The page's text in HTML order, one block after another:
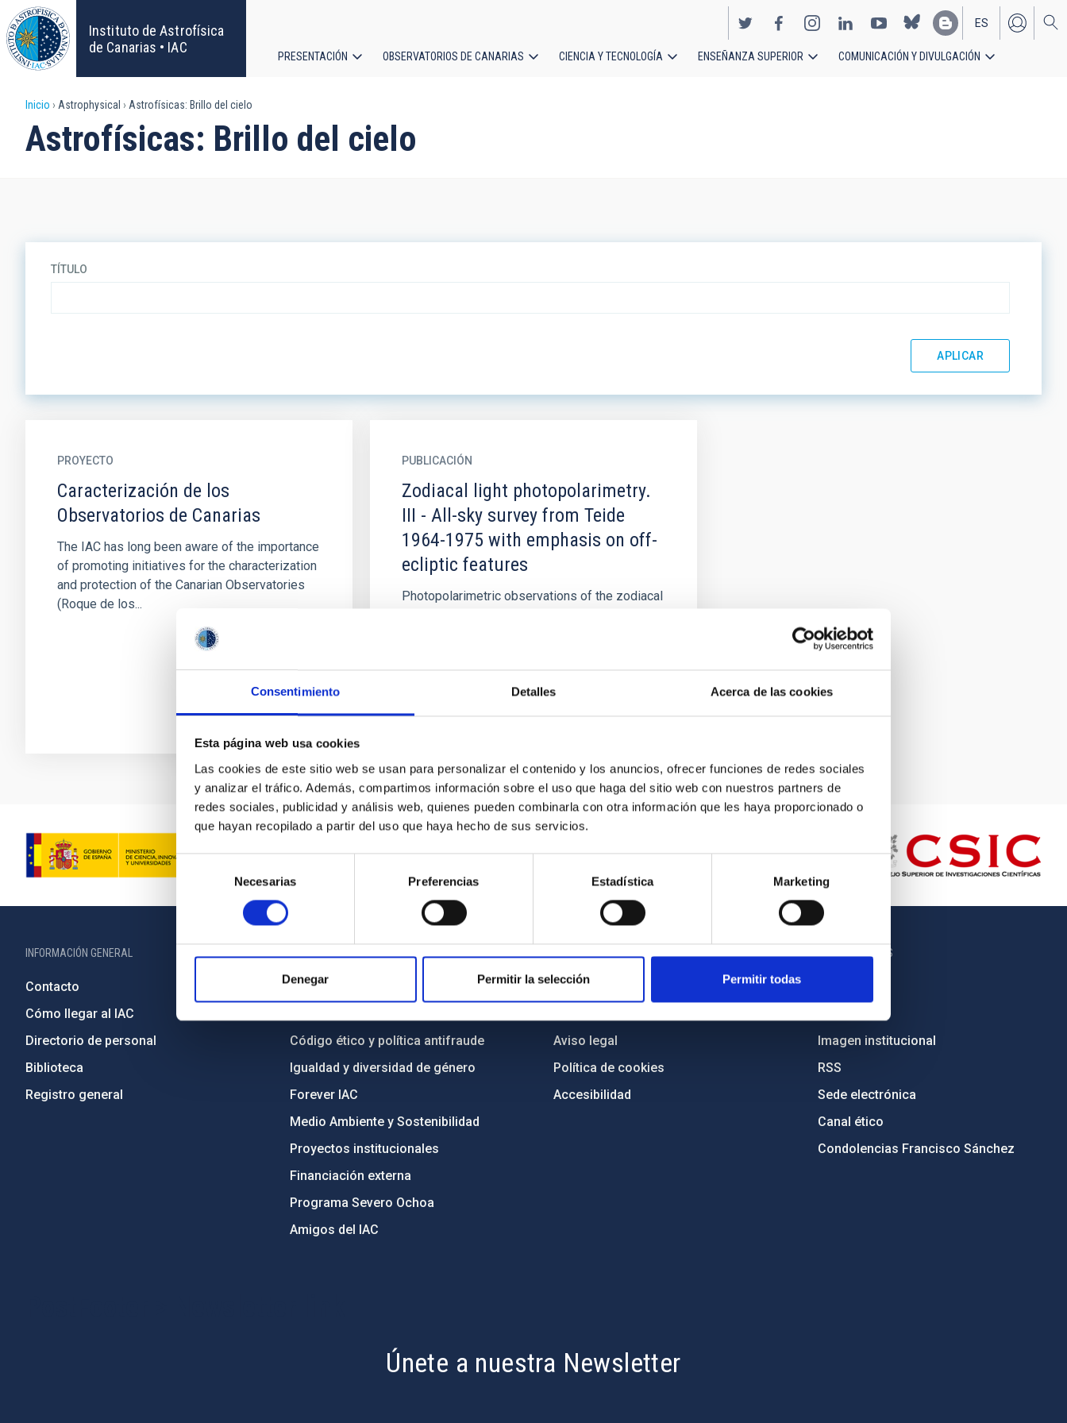
Consentimiento Detalles Acerca de las cookies
Esta página web usa cookies
Las cookies de este sitio web se usan para personalizar el contenido y los anuncios, ofrecer funciones de redes sociales
y analizar el tráfico. Además, compartimos información sobre el uso que haga del sitio web con nuestros partners de
redes sociales, publicidad y análisis web, quienes pueden combinarla con otra información que les haya proporcionado o
que hayan recopilado a partir del uso que haya hecho de sus servicios.
Selección
de
consentimiento
Necesarias Preferencias Estadística Marketing
Denegar Permitir la selección Permitir todas
Pasar
al
contenido
principal
Instituto de Astrofísica
de Canarias • IAC
EN
ES
principal
PRESENTACIÓN OBSERVATORIOS DE CANARIAS CIENCIA Y TECNOLOGÍA ENSEÑANZA SUPERIOR COMUNICACIÓN Y DIVULGACIÓN
Sobrescribir
enlaces
Inicio Astrophysical Astrofísicas: Brillo del cielo
Astrofísicas: Brillo del cielo
TÍTULO
PROYECTO
Caracterización de los
Observatorios de Canarias
The IAC has long been aware of the importance
of promoting initiatives for the characterization
and protection of the Canarian Observatories
(Roque de los...
PUBLICACIÓN
Zodiacal light photopolarimetry.
III - All-sky survey from Teide
1964-1975 with emphasis on off-
ecliptic features
Photopolarimetric observations of the zodiacal
INFORMACIÓN GENERAL
Contacto
Cómo llegar al IAC
Directorio de personal
Biblioteca
Registro general
Legislación
Código ético y política antifraude
Igualdad y diversidad de género
Forever IAC
Medio Ambiente y Sostenibilidad
Proyectos institucionales
Financiación externa
Programa Severo Ochoa
Amigos del IAC
Mapa web
Aviso legal
Política de cookies
Accesibilidad
OTROS ENLACES
Imagen institucional
RSS
Sede electrónica
Canal ético
Condolencias Francisco Sánchez
Únete a nuestra Newsletter